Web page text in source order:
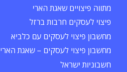
מתווה פיצויים שאגת הארי
פיצוי לעסקים חרבות ברזל
מחשבון פיצוי לעסקים עם כלביא
מחשבון פיצוי לעסקים – שאגת הארי
חשבוניות ישראל